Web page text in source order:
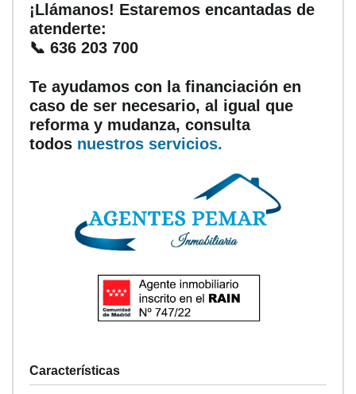
¡Llámanos! Estaremos encantadas de
atenderte:
📞 636 203 700
Te ayudamos con la financiación en
caso de ser necesario, al igual que
reforma y mudanza, consulta
todos nuestros servicios.
Características